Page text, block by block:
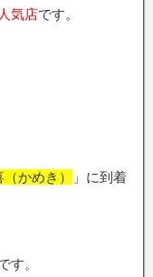
気店です。
かめき）
」に到着
す。